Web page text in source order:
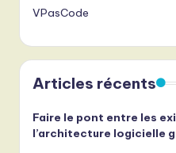
VPasCode
Articles récents
Faire le pont entre les
l’architecture logicielle